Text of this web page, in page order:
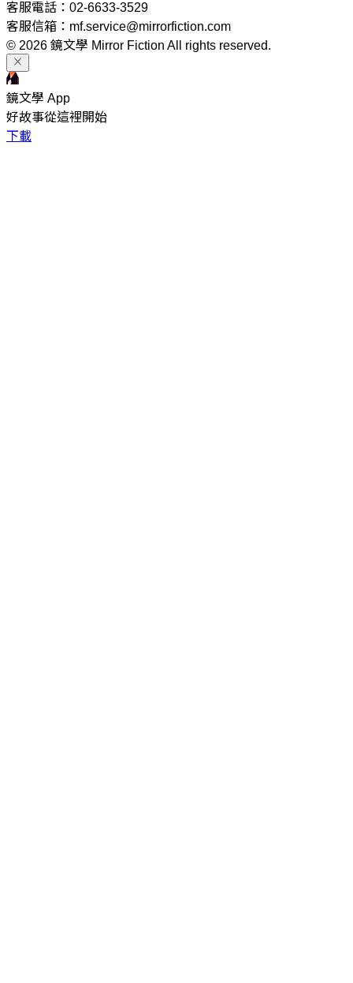
客服電話：02-6633-3529
客服信箱：mf.service@mirrorfiction.com
© 2026 鏡文學 Mirror Fiction All rights reserved.
鏡文學 App
好故事從這裡開始
下載